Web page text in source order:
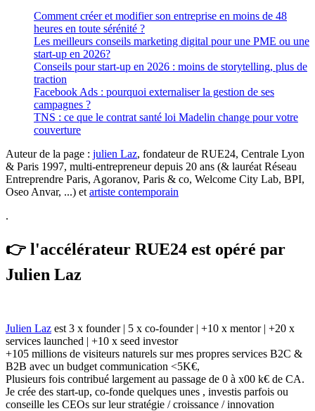
Comment créer et modifier son entreprise en moins de 48
heures en toute sérénité ?
Les meilleurs conseils marketing digital pour une PME ou une
start-up en 2026?
Conseils pour start-up en 2026 : moins de storytelling, plus de
traction
Facebook Ads : pourquoi externaliser la gestion de ses
campagnes ?
TNS : ce que le contrat santé loi Madelin change pour votre
couverture
Auteur de la page : julien Laz, fondateur de RUE24, Centrale Lyon
& Paris 1997, multi-entrepreneur depuis 20 ans (& lauréat Réseau
Entreprendre Paris, Agoranov, Paris & co, Welcome City Lab, BPI,
Oseo Anvar, ...) et artiste contemporain
.
👉 l'accélérateur RUE24 est opéré par
Julien Laz
Julien Laz est 3 x founder | 5 x co-founder | +10 x mentor | +20 x
services launched | +10 x seed investor
+105 millions de visiteurs naturels sur mes propres services B2C &
B2B avec un budget communication <5K€,
Plusieurs fois contribué largement au passage de 0 à x00 k€ de CA.
Je crée des start-up, co-fonde quelques unes , investis parfois ou
conseille les CEOs sur leur stratégie / croissance / innovation